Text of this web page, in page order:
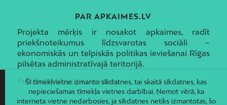
PAR APKAIMES.LV
Projekta mērķis ir nosakot apkaimes, radīt
priekšnoteikumus līdzsvarotas sociāli –
ekonomiskās un telpiskās politikas ieviešanai Rīgas
pilsētas administratīvajā teritorijā.
Piekļūstamības paziņojums
Šī tīmekļvietne izmanto sīkdatnes, tai skaitā sīkdatnes, kas
nepieciešamas tīmekļa vietnes darbībai. Ņemot vērā, ka
interneta vietne nedarbosies, ja sīkdatnes netiks izmantotas, šo